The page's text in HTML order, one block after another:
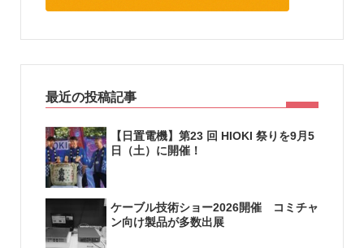
最近の投稿記事
【日置電機】第23 回 HIOKI 祭りを9月5
日（土）に開催！
ケーブル技術ショー2026開催 コミチャ
ン向け製品が多数出展